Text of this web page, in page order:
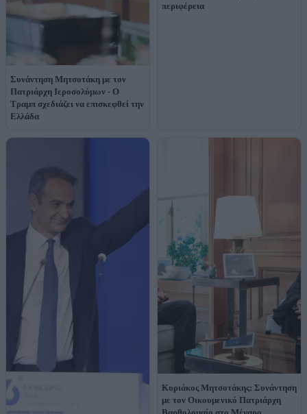
Συνάντηση Μητσοτάκη με τον
Πατριάρχη Ιεροσολύμων - Ο
Τραμπ σχεδιάζει να επισκεφθεί την
Ελλάδα
περιφέρεια
Κυριάκος Μητσοτάκης: Συνάντηση
με τον Οικουμενικό Πατριάρχη